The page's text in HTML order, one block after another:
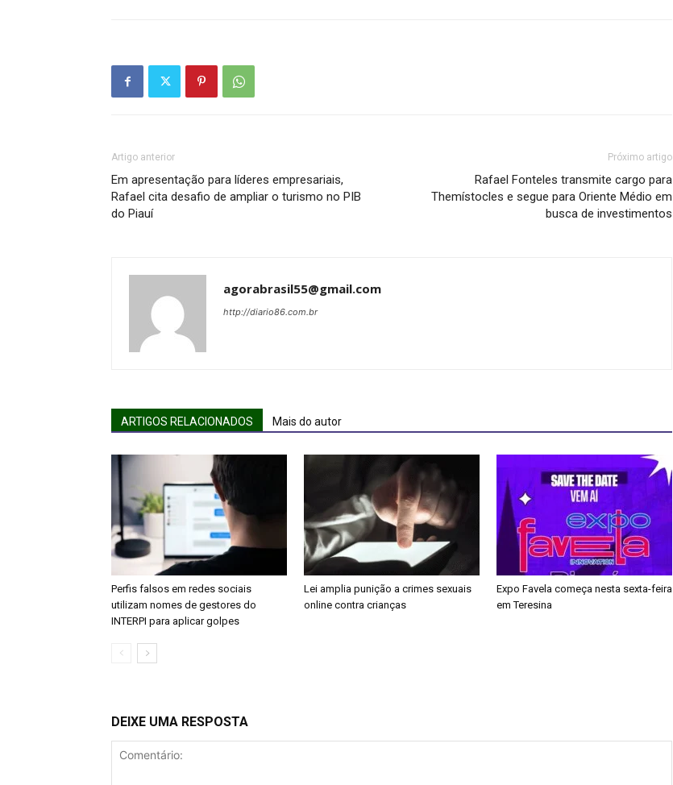
Artigo anterior
Em apresentação para líderes empresariais,
Rafael cita desafio de ampliar o turismo no PIB
do Piauí
Próximo artigo
Rafael Fonteles transmite cargo para
Themístocles e segue para Oriente Médio em
busca de investimentos
agorabrasil55@gmail.com
http://diario86.com.br
ARTIGOS RELACIONADOS Mais do autor
Perfis falsos em redes sociais
utilizam nomes de gestores do
INTERPI para aplicar golpes
Lei amplia punição a crimes sexuais
online contra crianças
Expo Favela começa nesta sexta-feira
em Teresina
DEIXE UMA RESPOSTA